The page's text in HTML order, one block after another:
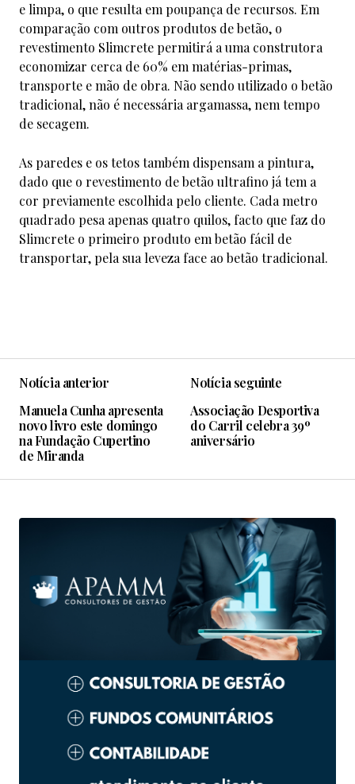
e limpa, o que resulta em poupança de recursos. Em
comparação com outros produtos de betão, o
revestimento Slimcrete permitirá a uma construtora
economizar cerca de 60% em matérias-primas,
transporte e mão de obra. Não sendo utilizado o betão
tradicional, não é necessária argamassa, nem tempo
de secagem.
As paredes e os tetos também dispensam a pintura,
dado que o revestimento de betão ultrafino já tem a
cor previamente escolhida pelo cliente. Cada metro
quadrado pesa apenas quatro quilos, facto que faz do
Slimcrete o primeiro produto em betão fácil de
transportar, pela sua leveza face ao betão tradicional.
Notícia anterior
Manuela Cunha apresenta
novo livro este domingo
na Fundação Cupertino
de Miranda
Notícia seguinte
Associação Desportiva
do Carril celebra 39º
aniversário